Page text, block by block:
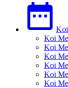
Koi
Koi
Koi
Koi
Koi
Koi
Koi